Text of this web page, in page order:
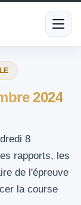
2024
8
rapports, les
de l'épreuve
la course